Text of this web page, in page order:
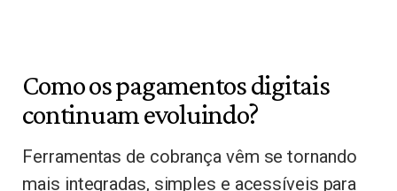
Como os pagamentos digitais
continuam evoluindo?
Ferramentas de cobrança vêm se tornando
mais integradas, simples e acessíveis para